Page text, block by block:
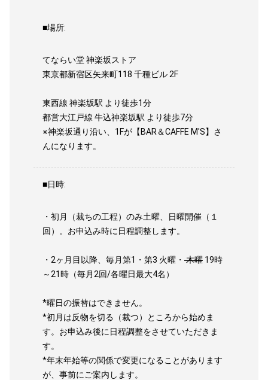
■場所:
てならい堂 神楽坂ストア
東京都新宿区矢来町118 千種ビル 2F
東西線 神楽坂駅 より徒歩1分
都営大江戸線 牛込神楽坂駅 より徒歩7分
※神楽坂通り沿い、1Fが【BAR＆CAFFE M'S】さ
んになります。
■日時:
・初月（裁ちの工程）のみ土曜、日曜開催（１
回）。お申込み時に日程調整します。
・2ヶ月目以降、毎月第1・第3 火曜・ 木曜 19時
～21時（毎月2回/各曜日最大4名）
*曜日の振替はできません。
*初月は反物を切る（裁つ）ところから始めま
す。お申込み後に日程調整をさせていただきま
す。
*年末年始等の関係で変更になることがあります
が、事前にご案内します。